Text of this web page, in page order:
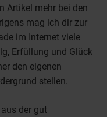
Artikel mehr bei den
mag ich dir zur
im Internet viele
Erfüllung und Glück
den eigenen
stellen.
der gut